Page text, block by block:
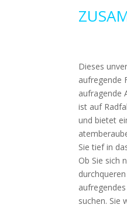
Dieses
aufregende
aufragende
ist auf
und bietet
Sie tief in
Ob Sie sich
suchen. Sie